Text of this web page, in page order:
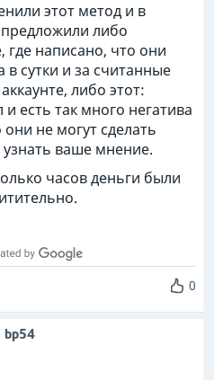
этот метод и в
либо
где написано, что они
сутки и за считанные
либо этот:
есть так много негатива
не могут сделать
ваше мнение.
часов деньги были
0
bp54